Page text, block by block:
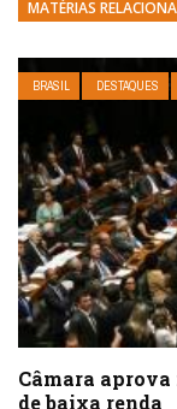
MATÉRIAS
BRASIL DESTAQUES
Câmara
de baixa renda